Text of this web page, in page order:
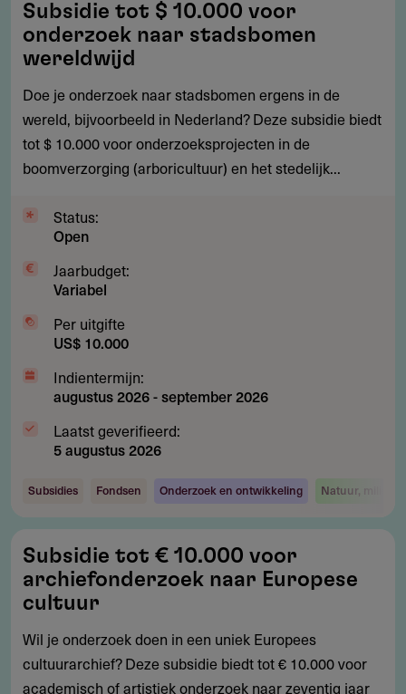
tot
$
10.000
voor
onderzoek
naar
stadsbomen
Subsidie tot $ 10.000 voor
onderzoek naar stadsbomen
wereldwijd
Doe je onderzoek naar stadsbomen ergens in de
wereld, bijvoorbeeld in Nederland? Deze subsidie biedt
tot $ 10.000 voor onderzoeksprojecten in de
boomverzorging (arboricultuur) en het stedelijk...
Status:
Open
Jaarbudget:
Variabel
Per uitgifte
US$ 10.000
Indientermijn:
augustus 2026-september 2026
Laatst geverifieerd:
5 augustus 2026
Subsidies Fondsen Onderzoek en ontwikkeling Natuur, milieu
tot
€
10.000
voor
archiefonderzoek
naar
Subsidie tot € 10.000 voor
archiefonderzoek naar Europese
cultuur
Wil je onderzoek doen in een uniek Europees
cultuurarchief? Deze subsidie biedt tot € 10.000 voor
academisch of artistiek onderzoek naar zeventig jaar